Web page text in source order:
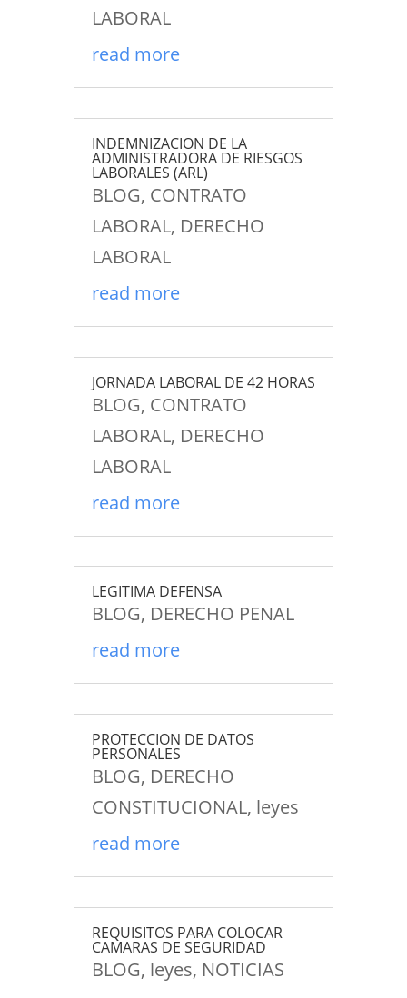
LABORAL
read more
INDEMNIZACION DE LA
ADMINISTRADORA DE RIESGOS
LABORALES (ARL)
BLOG, CONTRATO
LABORAL, DERECHO
LABORAL
read more
JORNADA LABORAL DE 42 HORAS
BLOG, CONTRATO
LABORAL, DERECHO
LABORAL
read more
LEGITIMA DEFENSA
BLOG, DERECHO PENAL
read more
PROTECCION DE DATOS
PERSONALES
BLOG, DERECHO
CONSTITUCIONAL, leyes
read more
REQUISITOS PARA COLOCAR
CAMARAS DE SEGURIDAD
BLOG, leyes, NOTICIAS